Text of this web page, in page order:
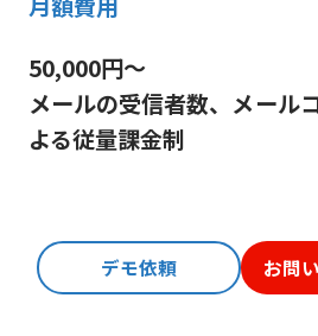
50,000円～
メールの受信者数、メール
よる従量課金制
デモ依頼 お問